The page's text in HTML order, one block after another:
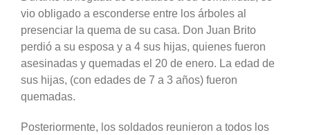
vio obligado a esconderse entre los árboles al
presenciar la quema de su casa. Don Juan Brito
perdió a su esposa y a 4 sus hijas, quienes fueron
asesinadas y quemadas el 20 de enero. La edad de
sus hijas, (con edades de 7 a 3 años) fueron
quemadas.
Posteriormente, los soldados reunieron a todos los